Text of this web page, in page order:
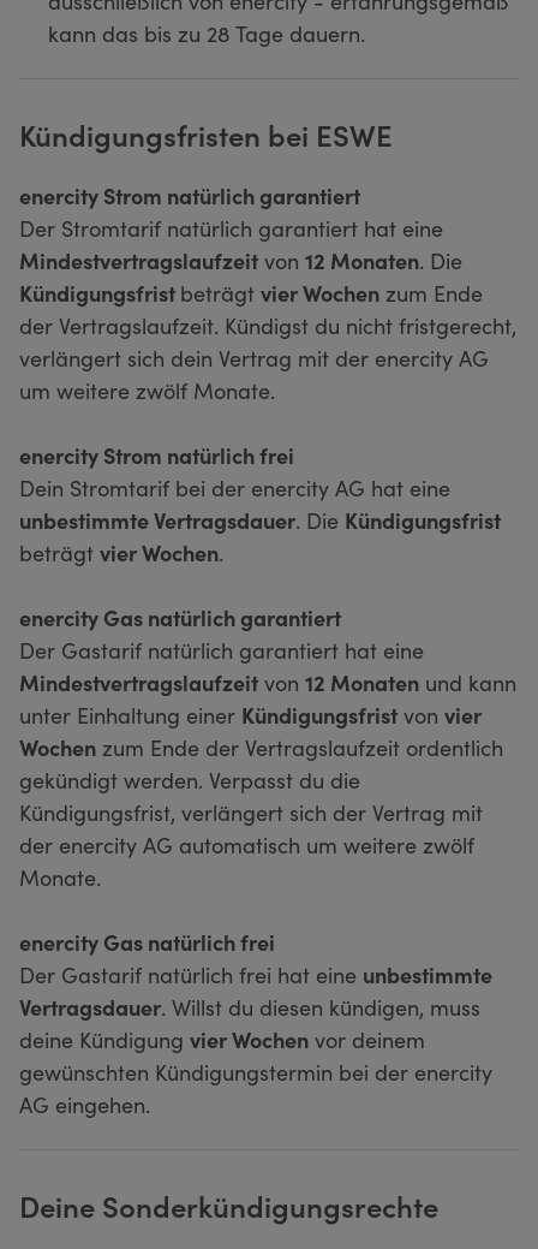
kann das bis zu 28 Tage dauern.
Kündigungsfristen bei ESWE
enercity Strom natürlich garantiert
Der Stromtarif natürlich garantiert hat eine
Mindestvertragslaufzeit von 12 Monaten. Die
Kündigungsfrist beträgt vier Wochen zum Ende
der Vertragslaufzeit. Kündigst du nicht fristgerecht,
verlängert sich dein Vertrag mit der enercity AG
um weitere zwölf Monate.
enercity Strom natürlich frei
Dein Stromtarif bei der enercity AG hat eine
unbestimmte Vertragsdauer. Die Kündigungsfrist
beträgt vier Wochen.
enercity Gas natürlich garantiert
Der Gastarif natürlich garantiert hat eine
Mindestvertragslaufzeit von 12 Monaten und kann
unter Einhaltung einer Kündigungsfrist von vier
Wochen zum Ende der Vertragslaufzeit ordentlich
gekündigt werden. Verpasst du die
Kündigungsfrist, verlängert sich der Vertrag mit
der enercity AG automatisch um weitere zwölf
Monate.
enercity Gas natürlich frei
Der Gastarif natürlich frei hat eine unbestimmte
Vertragsdauer. Willst du diesen kündigen, muss
deine Kündigung vier Wochen vor deinem
gewünschten Kündigungstermin bei der enercity
AG eingehen.
Deine Sonderkündigungsrechte